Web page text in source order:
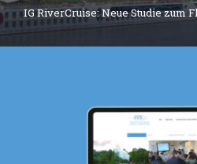
IG RiverCruise: Neue Studie zum